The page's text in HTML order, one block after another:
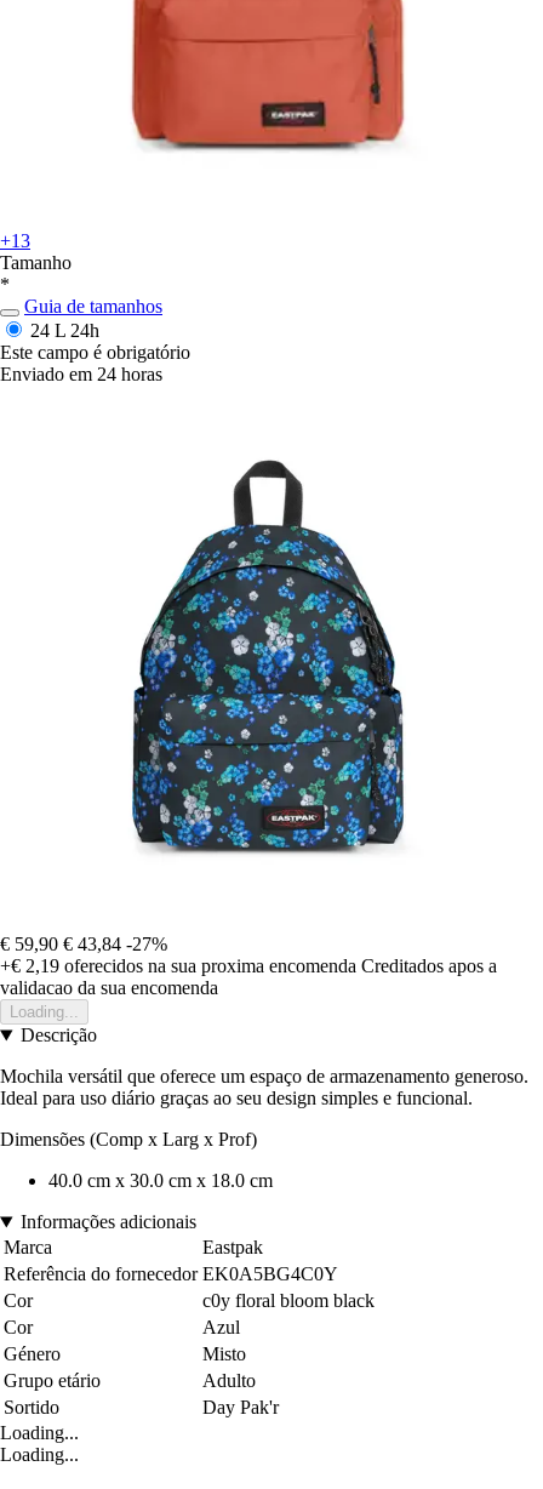
+13
Tamanho
*
Guia de tamanhos
24 L 24h
Este campo é obrigatório
Enviado em 24 horas
€ 59,90 € 43,84 -27%
+€ 2,19 oferecidos na sua proxima encomenda Creditados apos a
validacao da sua encomenda
Loading...
Descrição
Mochila versátil que oferece um espaço de armazenamento generoso.
Ideal para uso diário graças ao seu design simples e funcional.
Dimensões (Comp x Larg x Prof)
40.0 cm x 30.0 cm x 18.0 cm
Informações adicionais
Marca
Eastpak
Referência do fornecedor EK0A5BG4C0Y
Cor
c0y floral bloom black
Cor
Azul
Género
Misto
Grupo etário
Adulto
Sortido
Day Pak'r
Loading...
Loading...